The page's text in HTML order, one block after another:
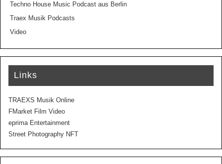
Techno House Music Podcast aus Berlin
Traex Musik Podcasts
Video
Links
TRAEXS Musik Online
FMarket Film Video
eprima Entertainment
Street Photography NFT